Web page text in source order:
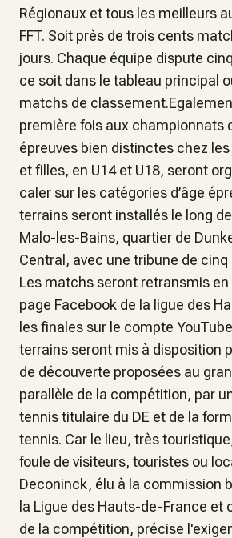
Régionaux et tous les meilleurs
FFT. Soit près de trois cents
jours. Chaque équipe dispute
ce soit dans le tableau principal
matchs de
première fois aux championnats
épreuves bien distinctes chez
et filles, en U14 et U18, seront
caler sur les catégories d’âge
terrains seront installés le long
Malo-les-Bains, quartier de
Central, avec une tribune de
Les matchs seront retransmis
page Facebook de la ligue des
les finales sur le compte
terrains seront mis à disposition
de découverte proposées au
parallèle de la compétition, par
tennis titulaire du DE et de la
tennis. Car le lieu, très
foule de visiteurs, touristes ou
Deconinck, élu à la commission
la Ligue des Hauts-de-France et
de la compétition, précise